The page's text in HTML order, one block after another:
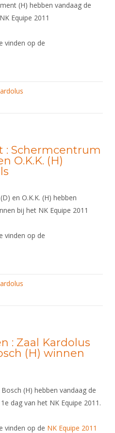
(H) hebben vandaag de
Equipe 2011
vinden op de
: Schermcentrum
O.K.K. (H)
en O.K.K. (H) hebben
bij het NK Equipe 2011
vinden op de
: Zaal Kardolus
(H) winnen
(H) hebben vandaag de
dag van het NK Equipe 2011.
vinden op de NK Equipe 2011